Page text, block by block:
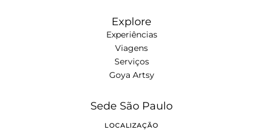
Explore
Experiências
Viagens
Serviços
Goya Artsy
Sede São Paulo
LOCALIZAÇÃO